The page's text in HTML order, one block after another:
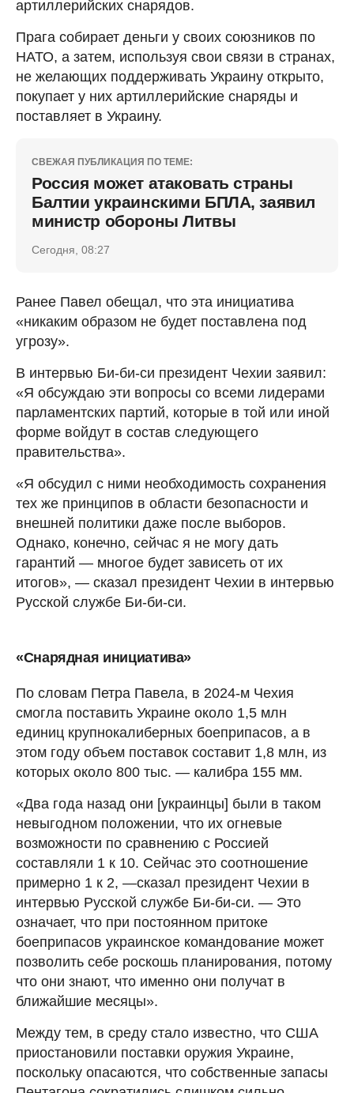
артиллерийских снарядов.
Прага собирает деньги у своих союзников по
НАТО, а затем, используя свои связи в странах,
не желающих поддерживать Украину открыто,
покупает у них артиллерийские снаряды и
поставляет в Украину.
СВЕЖАЯ ПУБЛИКАЦИЯ ПО ТЕМЕ:
Россия может атаковать страны
Балтии украинскими БПЛА, заявил
министр обороны Литвы
Сегодня, 08:27
Ранее Павел обещал, что эта инициатива
«никаким образом не будет поставлена под
угрозу».
В интервью Би-би-си президент Чехии заявил:
«Я обсуждаю эти вопросы со всеми лидерами
парламентских партий, которые в той или иной
форме войдут в состав следующего
правительства».
«Я обсудил с ними необходимость сохранения
тех же принципов в области безопасности и
внешней политики даже после выборов.
Однако, конечно, сейчас я не могу дать
гарантий — многое будет зависеть от их
итогов», — сказал президент Чехии в интервью
Русской службе Би-би-си.
«Снарядная инициатива»
По словам Петра Павела, в 2024-м Чехия
смогла поставить Украине около 1,5 млн
единиц крупнокалиберных боеприпасов, а в
этом году объем поставок составит 1,8 млн, из
которых около 800 тыс. — калибра 155 мм.
«Два года назад они [украинцы] были в таком
невыгодном положении, что их огневые
возможности по сравнению с Россией
составляли 1 к 10. Сейчас это соотношение
примерно 1 к 2, —сказал президент Чехии в
интервью Русской службе Би-би-си. — Это
означает, что при постоянном притоке
боеприпасов украинское командование может
позволить себе роскошь планирования, потому
что они знают, что именно они получат в
ближайшие месяцы».
Между тем, в среду стало известно, что США
приостановили поставки оружия Украине,
поскольку опасаются, что собственные запасы